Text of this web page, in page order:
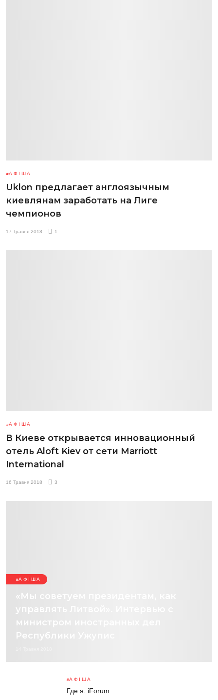
АФІША
Uklon предлагает англоязычным
киевлянам заработать на Лиге
чемпионов
17 Травня 2018 1
АФІША
В Киеве открывается инновационный
отель Aloft Kiev от сети Marriott
International
16 Травня 2018 3
АФІША
«Мы советуем президентам, как
управлять Литвой». Интервью с
министром иностранных дел
Республики Ужупис
АФІША
Где я: iForum